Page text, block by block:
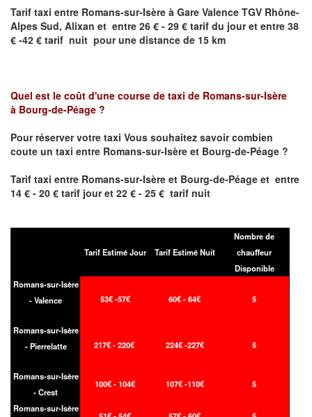
Tarif taxi entre Romans-sur-Isère à Gare Valence TGV Rhône-
Alpes Sud, Alixan et entre 26 € - 29 € tarif du jour et entre 38
€ -42 € tarif nuit pour une distance de 15 km
Quel est le coût d'une course de taxi de Romans-sur-Isère
à Bourg-de-Péage ?
Pour réserver votre taxi Vous souhaitez savoircombien
coute un taxi entre Romans-sur-Isère et Bourg-de-Péage ?
Tarif taxi entre Romans-sur-Isère et Bourg-de-Péage et entre
14 € - 20 € tarif jour et 22 € - 25 € tarif nuit
Tarif Estimé Jour Tarif Estimé Nuit
Nombre de
chauffeur
Disponible
Romans-sur-Isère
- Valence
53€ -57€ 60€ - 64€ 5
Romans-sur-Isère
- Pierrelatte
217€ - 220€ 224€ -227€ 5
Romans-sur-Isère
- Crest
100€ - 104€ 107€ -110€ 5
Romans-sur-Isère